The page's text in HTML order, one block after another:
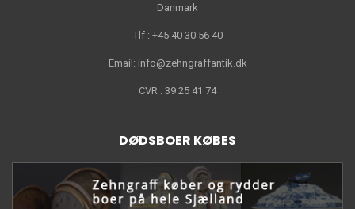
Danmark
Tlf : +45 40 30 56 40
Email: info@zehngraffantik.dk
CVR : 39 25 41 74
DØDSBOER KØBES